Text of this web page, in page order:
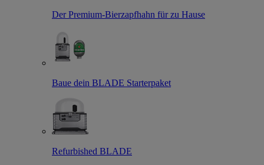
Der Premium-Bierzapfhahn für zu Hause
Baue dein BLADE Starterpaket
Refurbished BLADE